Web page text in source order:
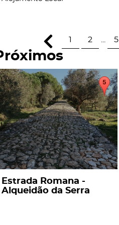
1 2 5
Estrada Romana -
Alqueidão da Serra